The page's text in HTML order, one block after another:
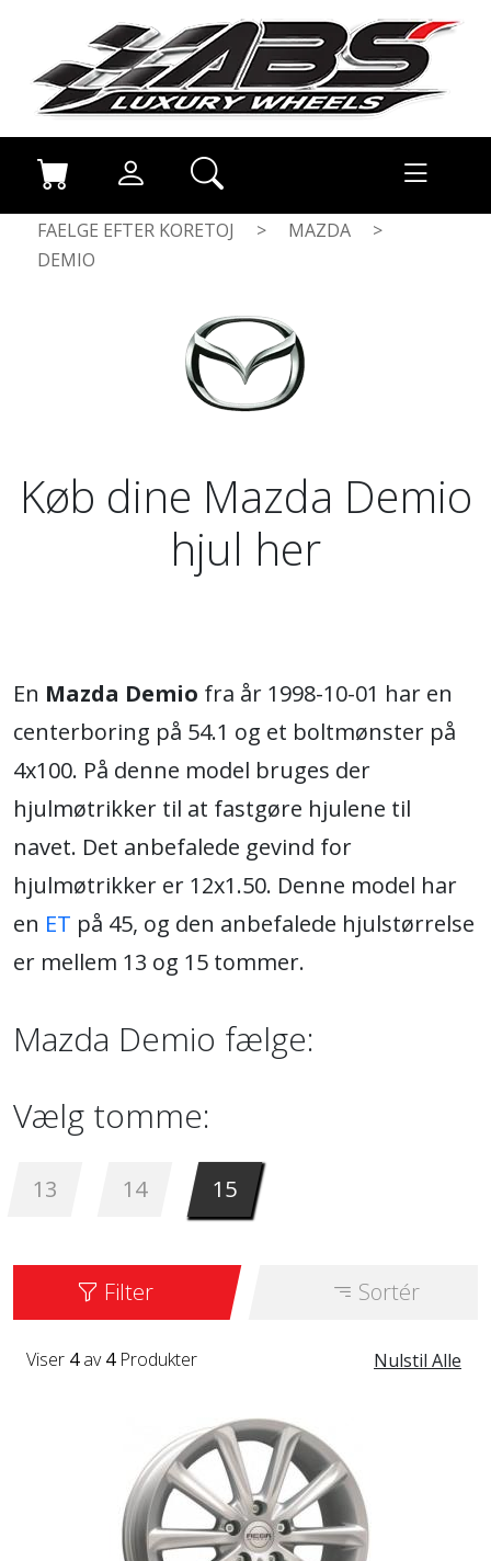
FAELGE EFTER KORETOJ > MAZDA
>
DEMIO
Køb dine Mazda Demio
hjul her
En Mazda Demio fra år 1998-10-01 har en
centerboring på 54.1 og et boltmønster på
4x100. På denne model bruges der
hjulmøtrikker til at fastgøre hjulene til
navet. Det anbefalede gevind for
hjulmøtrikker er 12x1.50. Denne model har
en ET på 45, og den anbefalede hjulstørrelse
er mellem 13 og 15 tommer.
Mazda Demio fælge:
Vælg tomme:
13 14 15
Filter Sortér
Nulstil Alle
Viser 4av4Produkter